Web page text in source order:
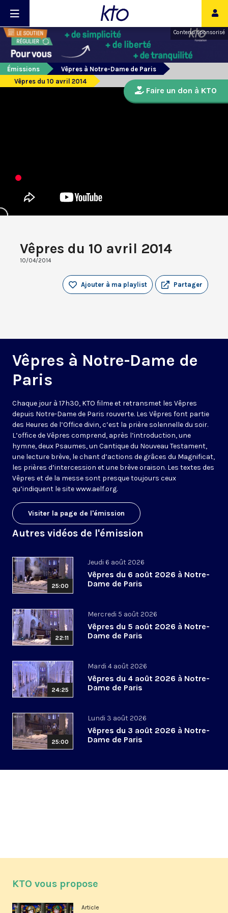
Contenu sponsorisé
Émissions
Vêpres à Notre-Dame de Paris
Vêpres du 10 avril 2014
Vêpres du 10 avril 2014
10/04/2014
Partager
Ajouter à ma playlist
Vêpres à Notre-Dame de
Paris
Chaque jour à 17h30, KTO filme et retransmet les Vêpres
depuis Notre-Dame de Paris rouverte. Les Vêpres font partie
des Heures de l’Office divin, c’est la prière solennelle du soir.
L’office de Vêpres comprend, après l’introduction, une
hymne, deux Psaumes, un Cantique du Nouveau Testament,
une lecture brève, le chant d’actions de grâces du Magnificat,
les prières d’intercession et une brève oraison. Les textes des
Vêpres et de la messe sont presque toujours ceux
qu’indiquent le sitewww.aelf.org.
Visiter la page de l'émission
Autres vidéos de l'émission
25:00
Jeudi 6 août 2026
Vêpres du 6 août 2026 à Notre-
Dame de Paris
22:11
Mercredi 5 août 2026
Vêpres du 5 août 2026 à Notre-
Dame de Paris
24:25
Mardi 4 août 2026
Vêpres du 4 août 2026 à Notre-
Dame de Paris
25:00
Lundi 3 août 2026
Vêpres du 3 août 2026 à Notre-
Dame de Paris
Faire un don à KTO
KTO vous propose
Article